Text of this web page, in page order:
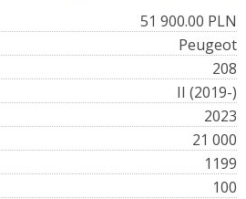
51 900.00 PLN
Peugeot
208
II (2019-)
2023
21 000
1199
100